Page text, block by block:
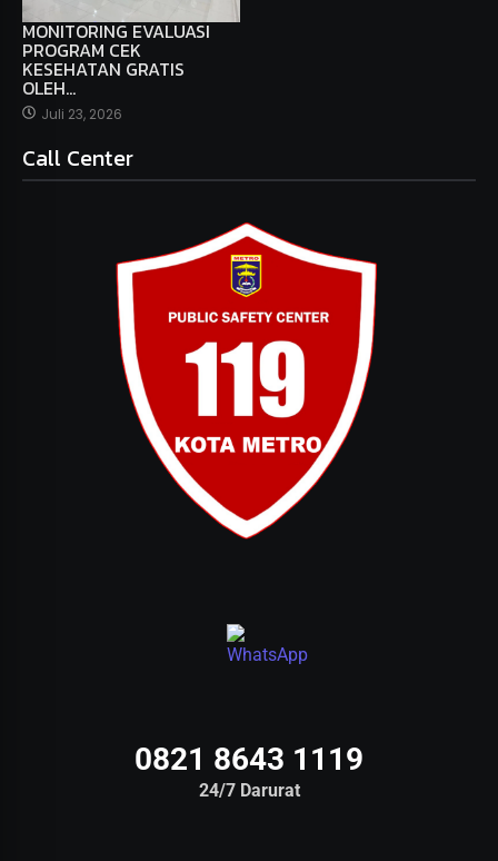
MONITORING EVALUASI
PROGRAM CEK
KESEHATAN GRATIS
OLEH…
Juli 23, 2026
Call Center
0821 8643 1119
24/7 Darurat